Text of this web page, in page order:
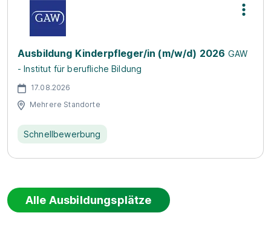
Ausbildung Kinderpfleger/in (m/w/d) 2026 GAW
- Institut für berufliche Bildung
17.08.2026
Mehrere Standorte
Schnellbewerbung
Alle Ausbildungsplätze